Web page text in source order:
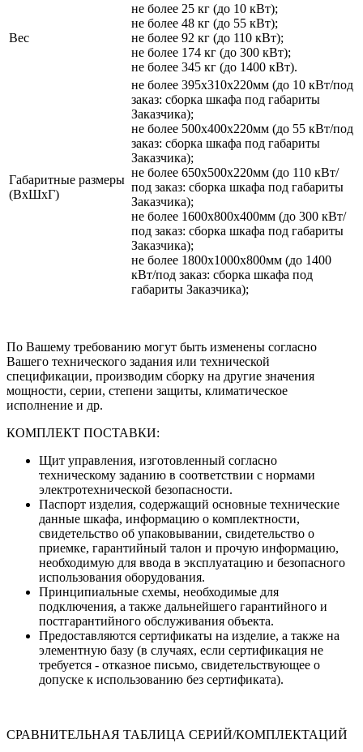
Вес
не более 25 кг (до 10 кВт);
не более 48 кг (до 55 кВт);
не более 92 кг (до 110 кВт);
не более 174 кг (до 300 кВт);
не более 345 кг (до 1400 кВт).
Габаритные размеры
(ВхШхГ)
не более 395х310х220мм (до 10 кВт/под
заказ: сборка шкафа под габариты
Заказчика);
не более 500х400х220мм (до 55 кВт/под
заказ: сборка шкафа под габариты
Заказчика);
не более 650х500х220мм (до 110 кВт/
под заказ: сборка шкафа под габариты
Заказчика);
не более 1600х800х400мм (до 300 кВт/
под заказ: сборка шкафа под габариты
Заказчика);
не более 1800х1000х800мм (до 1400
кВт/под заказ: сборка шкафа под
габариты Заказчика);
По Вашему требованию могут быть изменены согласно
Вашего технического задания или технической
спецификации, производим сборку на другие значения
мощности, серии, степени защиты, климатическое
исполнение и др.
КОМПЛЕКТ ПОСТАВКИ:
Щит управления, изготовленный согласно
техническому заданию в соответствии с нормами
электротехнической безопасности.
Паспорт изделия, содержащий основные технические
данные шкафа, информацию о комплектности,
свидетельство об упаковывании, свидетельство о
приемке, гарантийный талон и прочую информацию,
необходимую для ввода в эксплуатацию и безопасного
использования оборудования.
Принципиальные схемы, необходимые для
подключения, а также дальнейшего гарантийного и
постгарантийного обслуживания объекта.
Предоставляются сертификаты на изделие, а также на
элементную базу (в случаях, если сертификация не
требуется - отказное письмо, свидетельствующее о
допуске к использованию без сертификата).
СРАВНИТЕЛЬНАЯ ТАБЛИЦА СЕРИЙ/КОМПЛЕКТАЦИЙ